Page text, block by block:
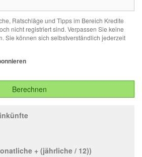
Ratschläge und Tipps im Bereich Kredite
nicht registriert sind. Verpassen Sie keine
Sie können sich selbstverständlich jederzeit
+ (jährliche / 12))